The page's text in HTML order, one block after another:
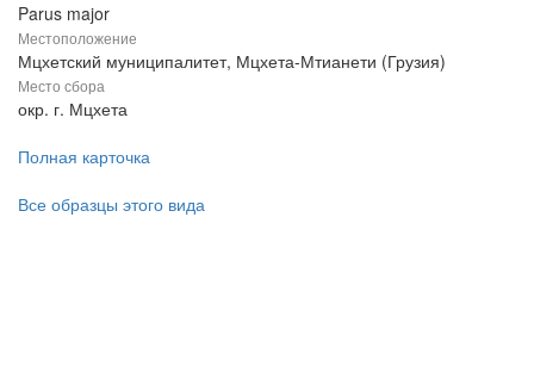
Parus major
Местоположение
Мцхетский муниципалитет, Мцхета-Мтианети (Грузия)
Место сбора
окр. г. Мцхета
Полная карточка
Все образцы этого вида